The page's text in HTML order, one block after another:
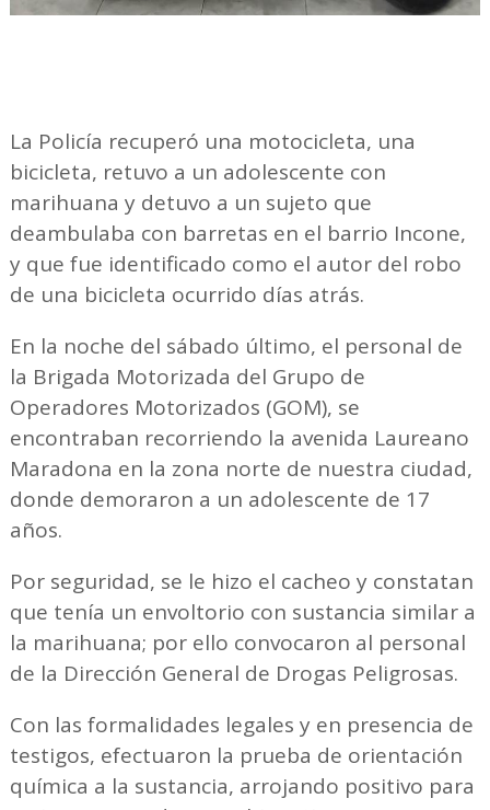
La Policía recuperó una motocicleta, una
bicicleta, retuvo a un adolescente con
marihuana y detuvo a un sujeto que
deambulaba con barretas en el barrio Incone,
y que fue identificado como el autor del robo
de una bicicleta ocurrido días atrás.
En la noche del sábado último, el personal de
la Brigada Motorizada del Grupo de
Operadores Motorizados (GOM), se
encontraban recorriendo la avenida Laureano
Maradona en la zona norte de nuestra ciudad,
donde demoraron a un adolescente de 17
años.
Por seguridad, se le hizo el cacheo y constatan
que tenía un envoltorio con sustancia similar a
la marihuana; por ello convocaron al personal
de la Dirección General de Drogas Peligrosas.
Con las formalidades legales y en presencia de
testigos, efectuaron la prueba de orientación
química a la sustancia, arrojando positivo para